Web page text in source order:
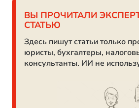
ВЫ ПРОЧИТАЛИ
СТАТЬЮ
Здесь пишут статьи только
юристы, бухгалтеры,
консультанты. ИИ не